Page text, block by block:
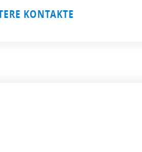
KONTAKTE